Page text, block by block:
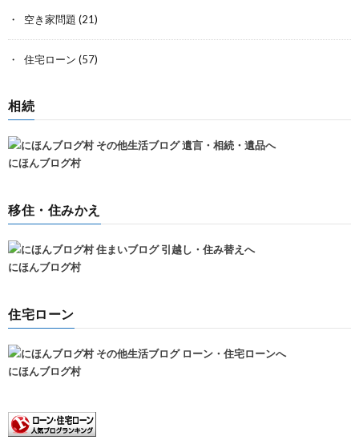
空き家問題 (21)
住宅ローン (57)
相続
にほんブログ村
移住・住みかえ
にほんブログ村
住宅ローン
にほんブログ村